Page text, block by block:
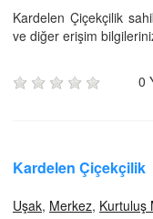
Kardelen Çiçekçilik
ve diğer erişim
0
Kardelen Çiçekçilik
Uşak, Merkez, Kurtuluş